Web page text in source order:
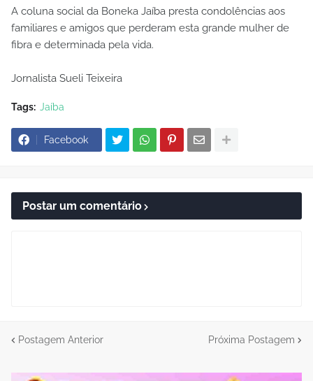
A coluna social da Boneka Jaíba presta condolências aos
familiares e amigos que perderam esta grande mulher de
fibra e determinada pela vida.
Jornalista Sueli Teixeira
Tags: Jaíba
Facebook
Postar um comentário
Postagem Anterior Próxima Postagem